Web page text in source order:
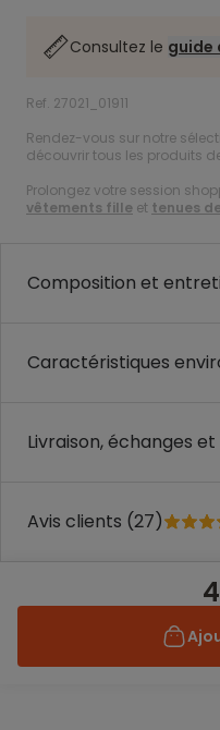
Consultez le guide
Ref. 27021_01911
Rendez-vous sur notre
découvrir tous les produits
Prolongez votre session
vêtements fille et tenues
Composition et
Caractéristiques
Livraison, échanges
Avis clients (27)